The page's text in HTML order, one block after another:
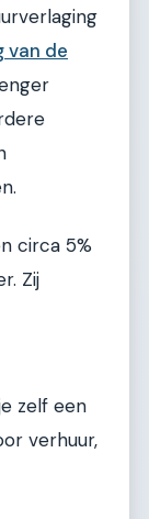
van de
circa 5%
Zij
zelf een
verhuur,